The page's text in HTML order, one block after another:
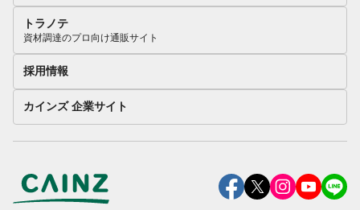
トラノテ
資材調達のプロ向け通販サイト
採用情報
カインズ 企業サイト